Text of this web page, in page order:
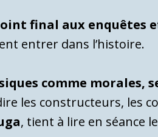
final aux enquêtes
entrer dans l’histoire.
comme morales,
les constructeurs, les
, tient à lire en séance le